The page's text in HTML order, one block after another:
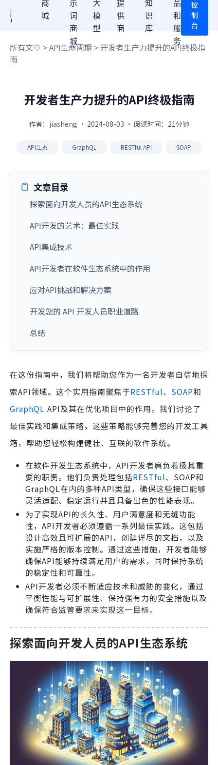
商
城
示
词
商
城
大
模
型
提
供
商
知
识
库
品
和
服
务
控
制
台
所有文章 >API生命周期 > 开发者生产力提升的API终极指
南
开发者生产力提升的API终极指南
作者：jiasheng · 2024-08-03 · 阅读时间：21分钟
API生态 GraphQL RESTful API SOAP
文章目录
探索面向开发人员的API生态系统
API开发的艺术：最佳实践
API集成技术
API开发者在软件生态系统中的作用
应对API挑战和解决方案
开发您的 API 开发人员职业道路
总结
在这份指南中，我们将帮助您作为一名开发者自信地探
索API领域。这个实用指南聚焦于RESTful、 SOAP和
GraphQL API及其在优化项目中的作用。我们讨论了
最佳实践和集成策略，这些策略能够完善您的开发工具
箱，帮助您轻松构建健壮、互联的软件系统。
在软件开发生态系统中，API开发者肩负着极其重
要的职责。他们负责处理包括RESTful、SOAP和
GraphQL在内的多种API类型，确保这些接口能够
灵活适配、稳定运行并且具备出色的性能表现。
为了实现API的长久性、用户满意度和无缝功能
性，API开发者必须遵循一系列最佳实践。这包括
设计高效且可扩展的API，创建详尽的文档，以及
实施严格的版本控制。通过这些措施，开发者能够
确保API能够持续满足用户的需求，同时保持系统
的稳定性和可靠性。
API开发者必须不断适应技术和威胁的变化，通过
平衡性能与可扩展性、保持强有力的安全措施以及
确保符合监管要求来实现这一目标。
探索面向开发人员的API生态系统